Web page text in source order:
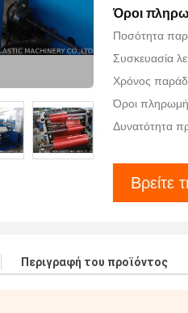
Όροι
Ποσότητα
Συσκευασία
Χρόνος
Όροι
Δυνατότητα
Βρείτε
Περιγραφή του προϊόντος